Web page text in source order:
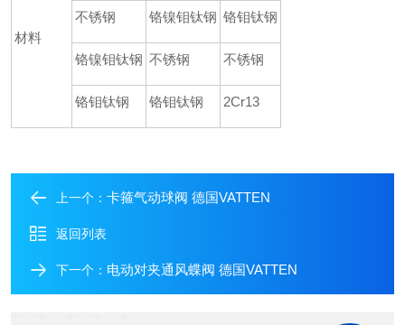
材料
不锈钢 铬镍钼钛钢 铬钼钛钢
铬镍钼钛钢 不锈钢 不锈钢
铬钼钛钢 铬钼钛钢 2Cr13
上一个： 卡箍气动球阀 德国VATTEN
返回列表
下一个： 电动对夹通风蝶阀 德国VATTEN